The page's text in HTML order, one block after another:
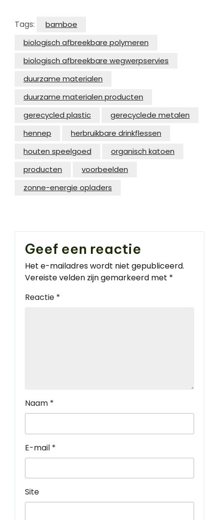
Tags:
bamboe
biologisch afbreekbare polymeren
biologisch afbreekbare wegwerpservies
duurzame materialen
duurzame materialen producten
gerecycled plastic
gerecyclede metalen
hennep
herbruikbare drinkflessen
houten speelgoed
organisch katoen
producten
voorbeelden
zonne-energie opladers
Geef een reactie
Het e-mailadres wordt niet gepubliceerd.
Vereiste velden zijn gemarkeerd met *
Reactie *
Naam *
E-mail *
Site